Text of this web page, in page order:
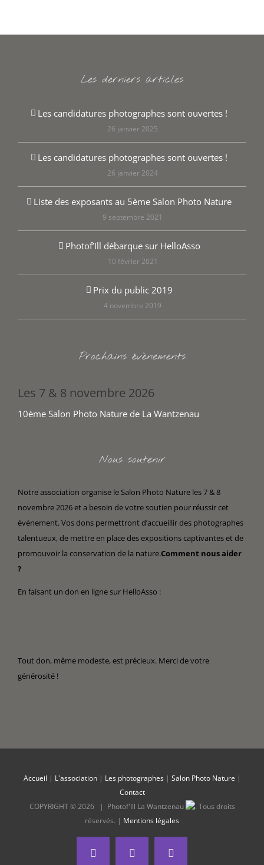
Les derniers articles
Les candidatures photographes sont ouvertes !
26 janvier 2025
Les candidatures photographes sont ouvertes !
26 janvier 2024
Liste des exposants au 5ème Salon Photo Nature
9 septembre 2021
Photof’Ill débarque sur HelloAsso
10 février 2021
Prix du public 2019
4 novembre 2019
Prochains évènements
Les 7 & 8 novembre 2026
10ème Salon Photo Nature de La Wantzenau
Nous soutenir
Notre association organise le Salon Photo Nature les 7 & 8
novembre 2026 et a besoin de votre soutien pour réussir cet
événement. Vos dons permettront d’accueillir des photographes
talentueux, de mettre en place des expositions captivantes et de
promouvoir la conservation de la nature.Comment nous aider
?
En faisant un don en ligne sur HelloAsso :
Tout don, même modeste, est précieux. Merci de votre
générosité !
Accueil | L'association| Les photographes| Salon Photo Nature |
Contact
COPYRIGHT ©2026 | Photof'Ill La Wantzenau . Tous droits
réservés. | Mentions légales
FacebookTwitter YouTube